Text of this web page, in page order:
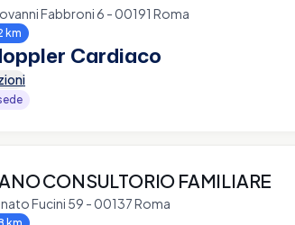
Fabbroni 6 - 00191 Roma
km
Cardiaco
CONSULTORIO FAMILIARE
Fucini 59 - 00137 Roma